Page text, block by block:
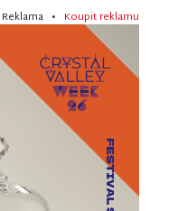
Reklama • Koupit reklamu